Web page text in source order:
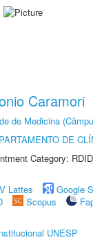
Caramori
de Medicina
DE
Category:
Lattes
Google
Scopus
UNESP